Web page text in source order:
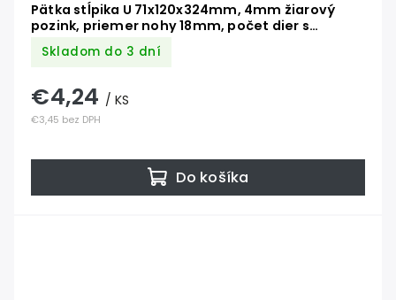
Pätka stĺpika U 71x120x324mm, 4mm žiarový
pozink, priemer nohy 18mm, počet dier s
priemerom 11mm-6ks
Skladom do 3 dní
€3,45 bez DPH
€4,24 / KS
Do košíka